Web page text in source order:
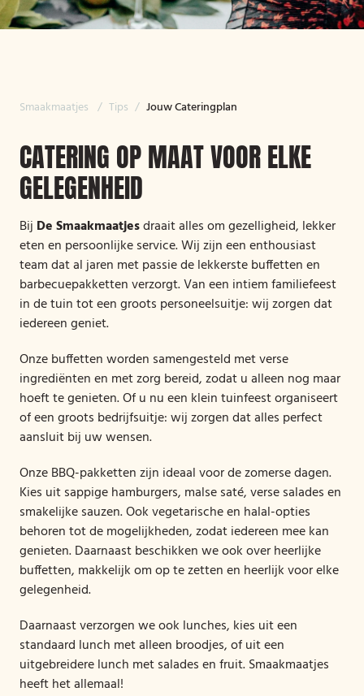
Smaakmaatjes / Tips / Jouw Cateringplan
CATERING OP MAAT VOOR ELKE
GELEGENHEID
Bij De Smaakmaatjesdraait alles om gezelligheid, lekker
eten en persoonlijke service. Wij zijn een enthousiast
team dat al jaren met passie de lekkerste buffetten en
barbecuepakketten verzorgt. Van een intiem familiefeest
in de tuin tot een groots personeelsuitje: wij zorgen dat
iedereen geniet.
Onze buffetten worden samengesteld met verse
ingrediënten en met zorg bereid, zodat u alleen nog maar
hoeft te genieten. Of u nu een klein tuinfeest organiseert
of een groots bedrijfsuitje: wij zorgen dat alles perfect
aansluit bij uw wensen.
Onze BBQ-pakketten zijn ideaal voor de zomerse dagen.
Kies uit sappige hamburgers, malse saté, verse salades en
smakelijke sauzen. Ook vegetarische en halal-opties
behoren tot de mogelijkheden, zodat iedereen mee kan
genieten. Daarnaast beschikken we ook over heerlijke
buffetten, makkelijk om op te zetten en heerlijk voor elke
gelegenheid.
Daarnaast verzorgen we ook lunches, kies uit een
standaard lunch met alleen broodjes, of uit een
uitgebreidere lunch met salades en fruit. Smaakmaatjes
heeft het allemaal!